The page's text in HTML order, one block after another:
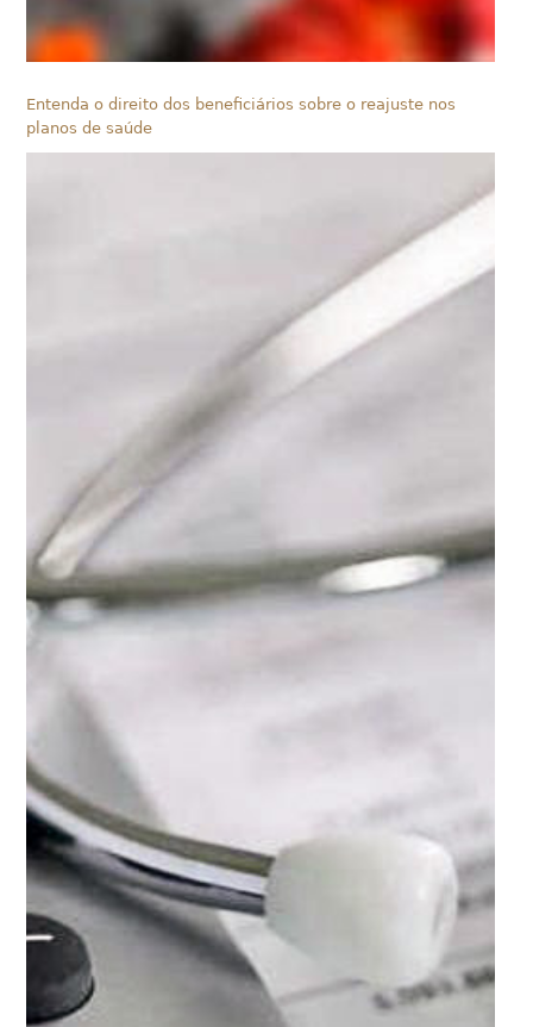
Entenda o direito dos beneficiários sobre o reajuste nos
planos de saúde